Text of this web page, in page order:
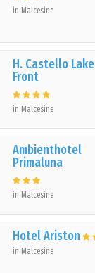
in Malcesine
H. Castello Lake
Front
in Malcesine
Ambienthotel
Primaluna
in Malcesine
Hotel Ariston
in Malcesine